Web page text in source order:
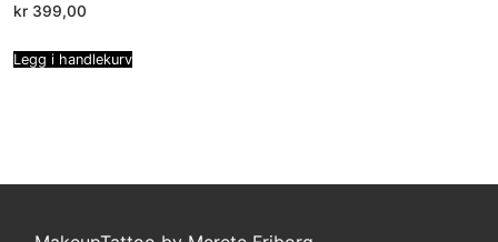
kr 399,00
Legg i handlekurv